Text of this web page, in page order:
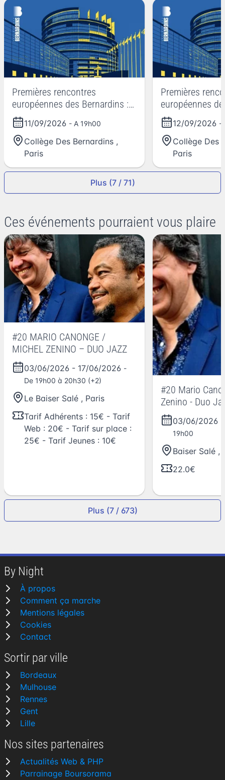
Premières rencontres
européennes des Bernardins :
soirée d'ouverture
11/09/2026 - A 19h00
Collège Des Bernardins ,
Paris
Premières
européennes
journée de
12/09/2026 -
Collège Des
Paris
Plus (7 / 71)
Ces événements pourraient vous plaire
#20 MARIO CANONGE /
MICHEL ZENINO – DUO JAZZ
03/06/2026 - 17/06/2026 -
De 19h00 à 20h30 (+2)
Le Baiser Salé , Paris
Tarif Adhérents : 15€ - Tarif
Web : 20€ - Tarif sur place :
25€ - Tarif Jeunes : 10€
#20 Mario
Zenino - Duo
salé, Paris
03/06/2026
19h00
Baiser Salé ,
22.0€
Plus (7 / 673)
By Night
À propos
Comment ça marche
Mentions légales
Cookies
Contact
Sortir par ville
Bordeaux
Mulhouse
Rennes
Gent
Lille
Nos sites partenaires
Actualités Web & PHP
Parrainage Boursorama